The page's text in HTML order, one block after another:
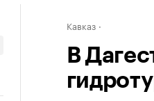
Кавказ
В